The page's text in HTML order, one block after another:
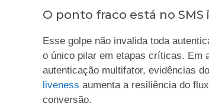
O ponto fraco está no SMS
Esse golpe não invalida toda
o único pilar em etapas críticas. Em
autenticação multifator, evidências
liveness aumenta a resiliência do
conversão.